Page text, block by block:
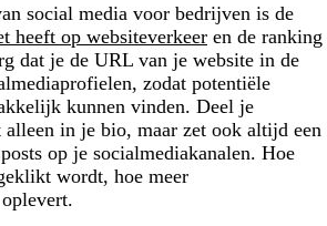
social media voor bedrijven is de
heeft op websiteverkeer en de ranking
dat je de URL van je website in de
zodat potentiële
kunnen vinden. Deel je
alleen in je bio, maar zet ook altijd een
op je socialmediakanalen. Hoe
wordt, hoe meer